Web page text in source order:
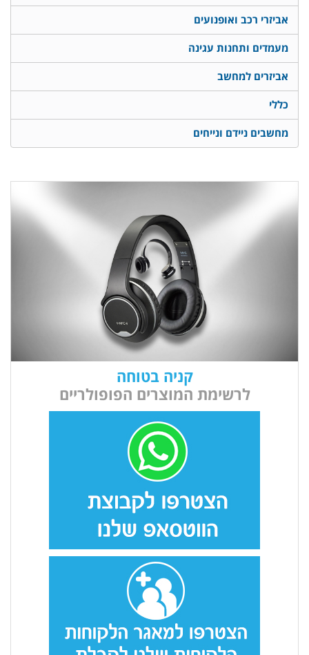
אביזרי רכב ואופנועים
מעמדים ותחנות עגינה
אביזרים למחשב
כללי
מחשבים ניידם ונייחים
קניה בטוחה
לרשימת המוצרים הפופולריים